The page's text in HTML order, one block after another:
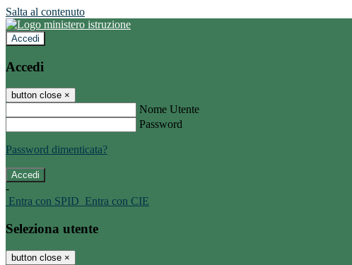
Salta al contenuto
Accedi
Accedi
button close ×
Nome Utente
Password
Password dimenticata?
-
Entra con SPID Entra con CIE
Seleziona utente
button close ×